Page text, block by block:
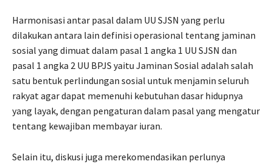
Harmonisasi antar pasal dalam UU SJSN yang perlu
dilakukan antara lain definisi operasional tentang jaminan
sosial yang dimuat dalam pasal 1 angka 1 UU SJSN dan
pasal 1 angka 2 UU BPJS yaitu Jaminan Sosial adalah salah
satu bentuk perlindungan sosial untuk menjamin seluruh
rakyat agar dapat memenuhi kebutuhan dasar hidupnya
yang layak, dengan pengaturan dalam pasal yang mengatur
tentang kewajiban membayar iuran.
Selain itu, diskusi juga merekomendasikan perlunya